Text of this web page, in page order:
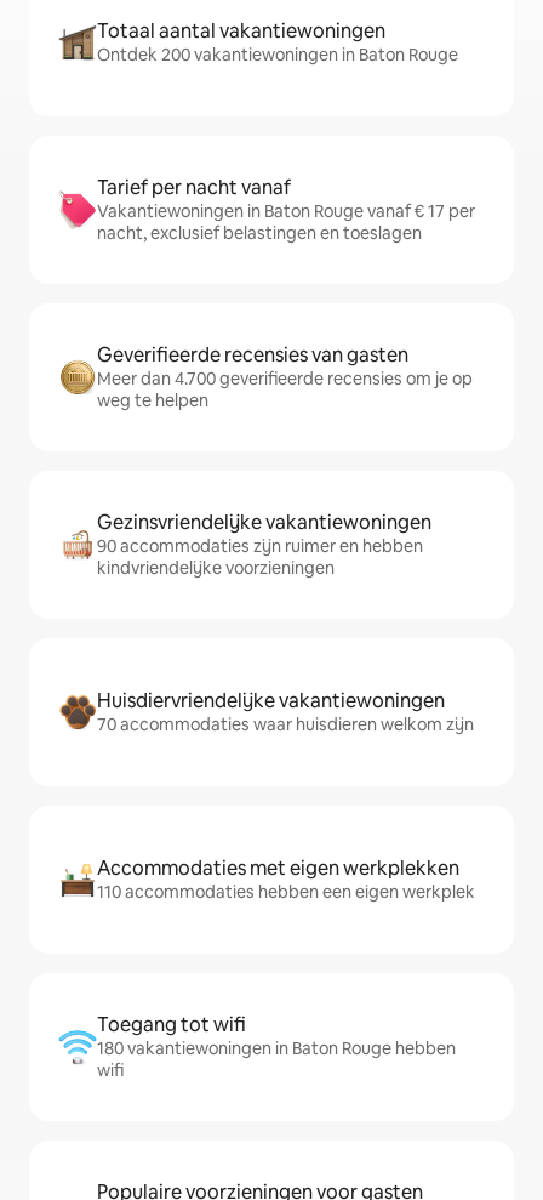
Totaal aantal vakantiewoningen
Ontdek 200 vakantiewoningen in Baton Rouge
Tarief per nacht vanaf
Vakantiewoningen in Baton Rouge vanaf € 17 per
nacht, exclusief belastingen en toeslagen
Geverifieerde recensies van gasten
Meer dan 4.700 geverifieerde recensies om je op
weg te helpen
Gezinsvriendelijke vakantiewoningen
90 accommodaties zijn ruimer en hebben
kindvriendelijke voorzieningen
Huisdiervriendelijke vakantiewoningen
70 accommodaties waar huisdieren welkom zijn
Accommodaties met eigen werkplekken
110 accommodaties hebben een eigen werkplek
Toegang tot wifi
180 vakantiewoningen in Baton Rouge hebben
wifi
Populaire voorzieningen voor gasten